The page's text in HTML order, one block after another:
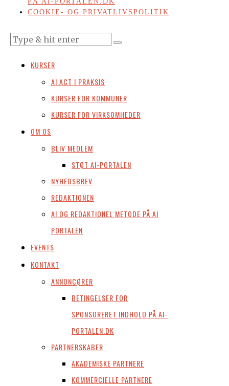
COOKIE- OG PRIVATLIVSPOLITIK
KURSER
AI ACT I PRAKSIS
KURSER FOR KOMMUNER
KURSER FOR VIRKSOMHEDER
OM OS
BLIV MEDLEM
STØT AI-PORTALEN
NYHEDSBREV
REDAKTIONEN
AI OG REDAKTIONEL METODE PÅ AI
PORTALEN
EVENTS
KONTAKT
ANNONCØRER
BETINGELSER FOR
SPONSORERET INDHOLD PÅ AI-
PORTALEN.DK
PARTNERSKABER
AKADEMISKE PARTNERE
KOMMERCIELLE PARTNERE